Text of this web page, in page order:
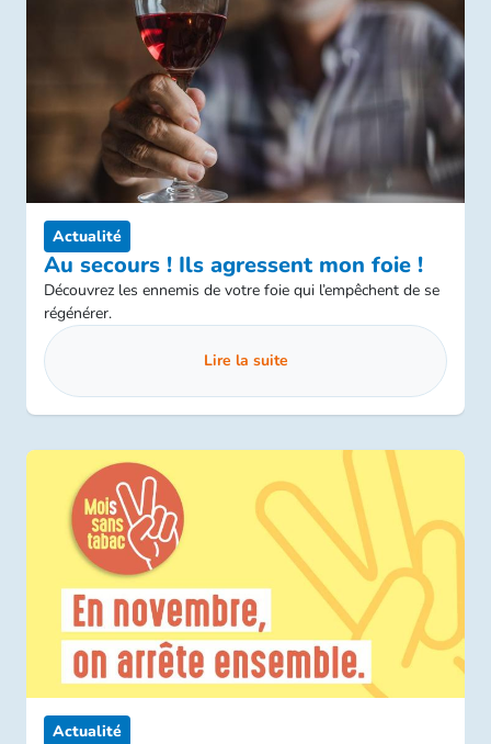
Actualité
Au secours ! Ils agressent mon foie !
Découvrez les ennemis de votre foie qui l’empêchent de se
régénérer.
Lire la suite
Actualité